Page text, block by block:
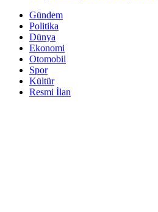
Gündem
Politika
Dünya
Ekonomi
Otomobil
Spor
Kültür
Resmi İlan